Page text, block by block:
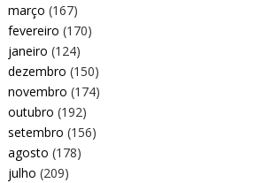
março (167)
fevereiro (170)
janeiro (124)
dezembro (150)
novembro (174)
outubro (192)
setembro (156)
agosto (178)
julho (209)